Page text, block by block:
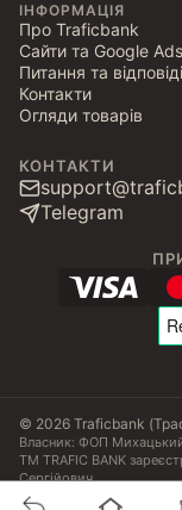
ІНФОРМАЦІЯ
Про Traficbank
Сайти та Google Ads
Питання та
Контакти
Огляди товарів
КОНТАКТИ
Telegram
© 2026 Traficbank
Власник: ФОП
ТМ TRAFIC BANK
Сергійович.